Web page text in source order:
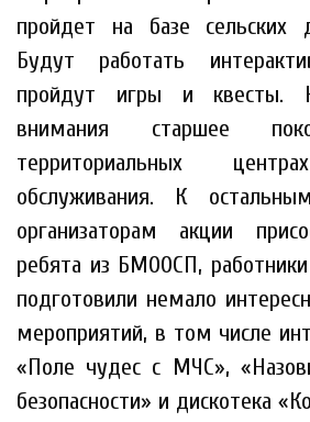
пройдет на базе сельских
Будут работать
пройдут игры и квесты.
внимания старшее
территориальных
обслуживания. К
организаторам акции
ребята из БМООСП,
подготовили немало
мероприятий, в том числе
«Поле чудес с МЧС»,
безопасности» и дискотека